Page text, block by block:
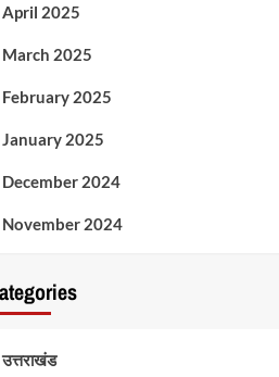
April 2025
March 2025
February 2025
January 2025
December 2024
November 2024
उत्तराखंड